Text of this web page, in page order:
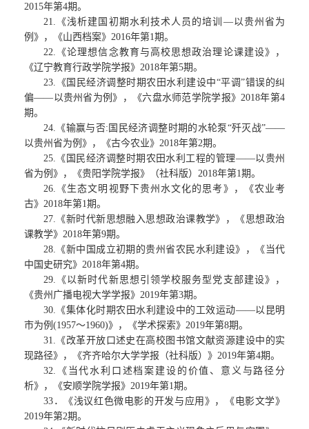
2015年第4期。
21.《浅析建国初期水利技术人员的培训—以贵州省为
例》，《山西档案》2016年第1期。
22.《论理想信念教育与高校思想政治理论课建设》，
《辽宁教育行政学院学报》2018年第5期。
23.《国民经济调整时期农田水利建设中“平调”错误的纠
偏——以贵州省为例》，《六盘水师范学院学报》2018年第4
期。
24.《输赢与否:国民经济调整时期的水轮泵“歼灭战”——
以贵州省为例》，《古今农业》2018年第2期。
25.《国民经济调整时期农田水利工程的管理——以贵州
省为例》，《贵阳学院学报》（社科版）2018年第1期。
26.《生态文明视野下贵州水文化的思考》，《农业考
古》2018年第1期。
27.《新时代新思想融入思想政治课教学》，《思想政治
课教学》2018年第9期。
28.《新中国成立初期的贵州省农民水利建设》，《当代
中国史研究》2018年第4期。
29.《以新时代新思想引领学校服务型党支部建设》，
《贵州广播电视大学学报》2019年第3期。
30.《集体化时期农田水利建设中的工效运动——以昆明
市为例(1957～1960)》，《学术探索》2019年第8期。
31.《改革开放口述史在高校图书馆文献资源建设中的实
现路径》，《齐齐哈尔大学学报（社科版）》2019年第4期。
32.《当代水利口述档案建设的价值、意义与路径分
析》，《安顺学院学报》2019年第1期。
33．《浅议红色微电影的开发与应用》，《电影文学》
2019年第2期。